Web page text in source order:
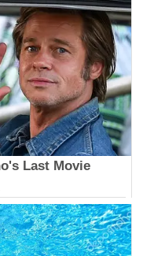
Last Movie